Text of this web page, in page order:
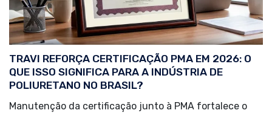
TRAVI REFORÇA CERTIFICAÇÃO PMA EM 2026: O
QUE ISSO SIGNIFICA PARA A INDÚSTRIA DE
POLIURETANO NO BRASIL?
Manutenção da certificação junto à PMA fortalece o